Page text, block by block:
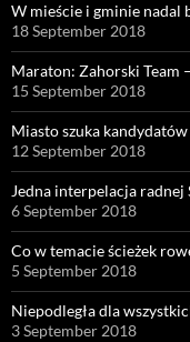
W mieście i gminie nadal
18 September 2018
Maraton: Zahorski Team
15 September 2018
Miasto szuka
12 September 2018
Jedna interpelacja radnej
6 September 2018
Co w temacie ścieżek
5 September 2018
Niepodległa dla
3 September 2018